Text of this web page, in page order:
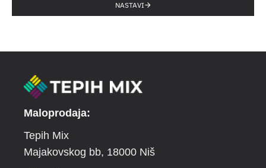
NASTAVI
Maloprodaja:
Tepih Mix
Majakovskog bb, 18000 Niš